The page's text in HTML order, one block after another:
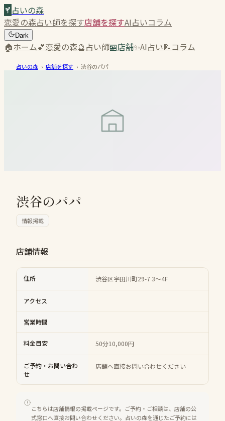
占いの森
恋愛の森占い師を探す店舗を探すAI占いコラム
Dark
🏠ホーム💕恋愛の森🔮占い師🏪店舗✨AI占い📝コラム
占いの森 › 店舗を探す › 渋谷のパパ
渋谷のパパ
情報掲載
店舗情報
住所 渋谷区宇田川町29-7 3～4F
アクセス
営業時間
料金目安 50分10,000円
ご予約・お問い合わ
せ
店舗へ直接お問い合わせください
こちらは店舗情報の掲載ページです。ご予約・ご相談は、店舗の公
式窓口へ直接お問い合わせください。占いの森を通じたご予約には